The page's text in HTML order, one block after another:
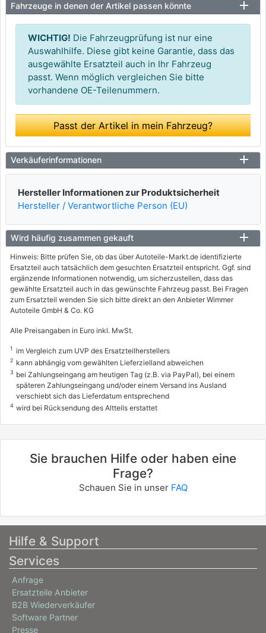
Fahrzeuge in denen der Artikel passen könnte
WICHTIG! Die Fahrzeugprüfung ist nur eine
Auswahlhilfe. Diese gibt keine Garantie, dass das
ausgewählte Ersatzteil auch in Ihr Fahrzeug
passt. Wenn möglich vergleichen Sie bitte
vorhandene OE-Teilenummern.
Passt der Artikel in mein Fahrzeug?
Verkäuferinformationen
Hersteller Informationen zur Produktsicherheit
Hersteller / Verantwortliche Person (EU)
Wird häufig zusammen gekauft
Hinweis: Bitte prüfen Sie, ob das über Autoteile-Markt.de identifizierte
Ersatzteil auch tatsächlich dem gesuchten Ersatzteil entspricht. Ggf. sind
ergänzende Informationen notwendig, um sicherzustellen, dass das
gewählte Ersatzteil auch in das gewünschte Fahrzeug passt. Bei Fragen
zum Ersatzteil wenden Sie sich bitte direkt an den Anbieter Wimmer
Autoteile GmbH & Co. KG
Alle Preisangaben in Euro inkl. MwSt.
1 im Vergleich zum UVP des Ersatzteilherstellers
2 kann abhängig vom gewählten Lieferzielland abweichen
3 bei Zahlungseingang am heutigen Tag (z.B. via PayPal), bei einem
späteren Zahlungseingang und/oder einem Versand ins Ausland
verschiebt sich das Lieferdatum entsprechend
4 wird bei Rücksendung des Altteils erstattet
Sie brauchen Hilfe oder haben eine
Frage?
Schauen Sie in unser FAQ
Hilfe & Support
Services
Anfrage
Ersatzteile Anbieter
B2B Wiederverkäufer
Software Partner
Presse